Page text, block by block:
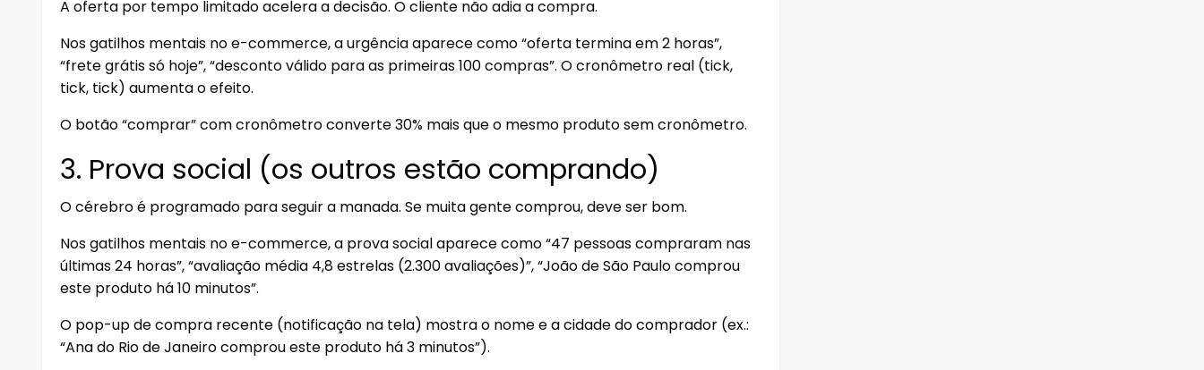
A oferta por tempo limitado acelera a decisão. O cliente não adia a compra.
Nos gatilhos mentais no e-commerce, a urgência aparece como “oferta termina em 2 horas”,
“frete grátis só hoje”, “desconto válido para as primeiras 100 compras”. O cronômetro real (tick,
tick, tick) aumenta o efeito.
O botão “comprar” com cronômetro converte 30% mais que o mesmo produto sem cronômetro.
3. Prova social (os outros estão comprando)
O cérebro é programado para seguir a manada. Se muita gente comprou, deve ser bom.
Nos gatilhos mentais no e-commerce, a prova social aparece como “47 pessoas compraram nas
últimas 24 horas”, “avaliação média 4,8 estrelas (2.300 avaliações)”, “João de São Paulo comprou
este produto há 10 minutos”.
O pop-up de compra recente (notificação na tela) mostra o nome e a cidade do comprador (ex.:
“Ana do Rio de Janeiro comprou este produto há 3 minutos”).